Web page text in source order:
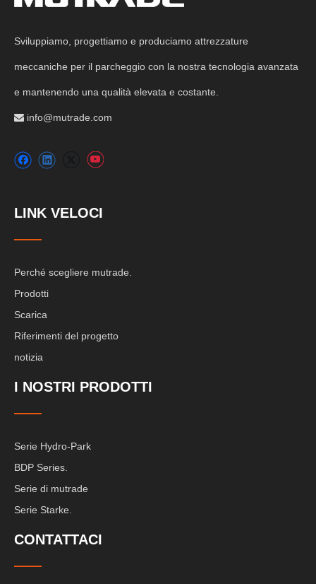
Sviluppiamo, progettiamo e produciamo attrezzature
meccaniche per il parcheggio con la nostra tecnologia avanzata
e mantenendo una qualità elevata e costante.
 info@mutrade.com
LINK VELOCI
Perché scegliere mutrade.
Prodotti
Scarica
Riferimenti del progetto
notizia
I NOSTRI PRODOTTI
Serie Hydro-Park
BDP Series.
Serie di mutrade
Serie Starke.
CONTATTACI